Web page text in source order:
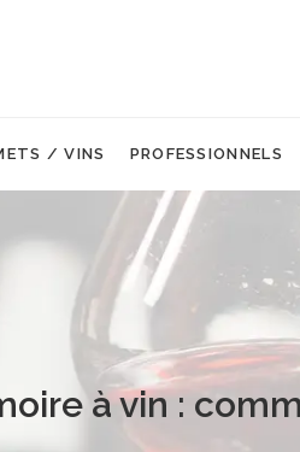
/ VINS PROFESSIONNELS
à vin :